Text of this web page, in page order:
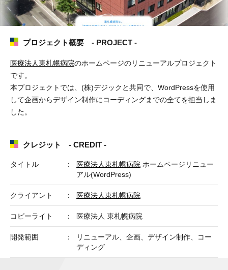
プロジェクト概要 - PROJECT -
医療法人東札幌病院のホームページのリニューアルプロジェクト
です。
本プロジェクトでは、(株)デジックと共同で、WordPressを使用
して企画からデザイン制作にコーディングまでの全てを担当しま
した。
クレジット - CREDIT -
タイトル 医療法人東札幌病院 ホームページリニュー
アル(WordPress)
クライアント 医療法人東札幌病院
コピーライト 医療法人 東札幌病院
開発範囲
リニューアル、企画、デザイン制作、コー
ディング